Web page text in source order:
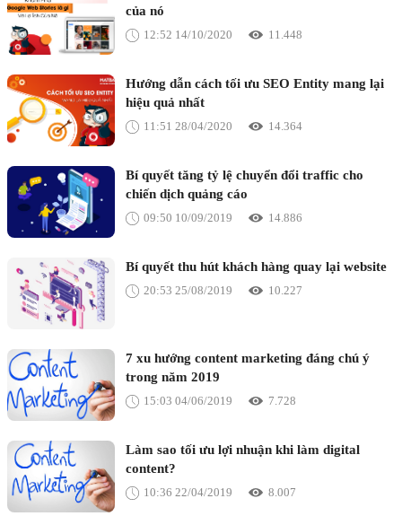
của nó
12:52 14/10/2020 11.448
Hướng dẫn cách tối ưu SEO Entity mang lại
hiệu quả nhất
11:51 28/04/2020 14.364
Bí quyết tăng tỷ lệ chuyển đổi traffic cho
chiến dịch quảng cáo
09:50 10/09/2019 14.886
Bí quyết thu hút khách hàng quay lại website
20:53 25/08/2019 10.227
7 xu hướng content marketing đáng chú ý
trong năm 2019
15:03 04/06/2019 7.728
Làm sao tối ưu lợi nhuận khi làm digital
content?
10:36 22/04/2019 8.007